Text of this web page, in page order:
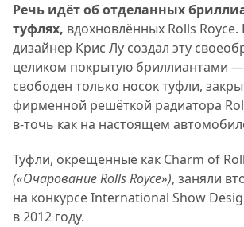
Речь идёт об отделанных
туфлях, вдохновлённых Rolls Royce.
дизайнер Крис Лу создал эту
целиком покрытую бриллиантами
свободен только носок туфли,
фирменной решёткой радиатора
в-точь как на настоящем
Туфли, окрещённые как Charm of
(«Очарование Rolls Royce»), заняли
на конкурсе International Show
в 2012 году.